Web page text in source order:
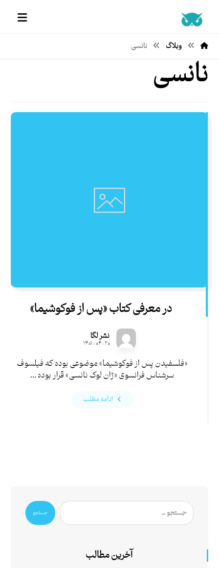
وبلاگ نانسی
نانسی
در معرفی کتاب «پس از فوکوشیما»
نشر لگا
۱۴۰۱-۰۴-۲۰
«فلسفیدن پس از فوکوشیما» موضوعی بوده که فیلسوف
سرشناس فرانسوی «ژان لوک نانسی» قرار بوده ...
ادامه مطلب
جستجو
آخرین مطالب